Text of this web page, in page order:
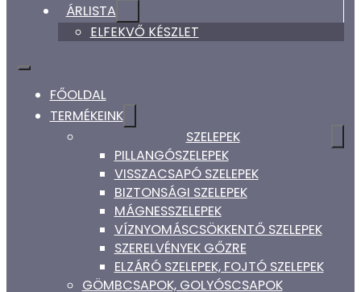
ÁRLISTA
ELFEKVŐ KÉSZLET
FŐOLDAL
TERMÉKEINK
SZELEPEK
PILLANGÓSZELEPEK
VISSZACSAPÓ SZELEPEK
BIZTONSÁGI SZELEPEK
MÁGNESSZELEPEK
VÍZNYOMÁSCSÖKKENTŐ SZELEPEK
SZERELVÉNYEK GŐZRE
ELZÁRÓ SZELEPEK, FOJTÓ SZELEPEK
GÖMBCSAPOK, GOLYÓSCSAPOK